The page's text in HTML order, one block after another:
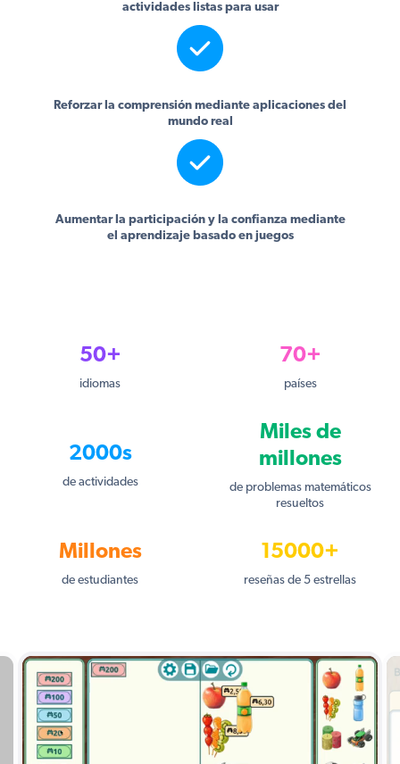
actividades listas para usar
Reforzar la comprensión mediante aplicaciones del
mundo real
Aumentar la participación y la confianza mediante
el aprendizaje basado en juegos
50+
idiomas
70+
países
2000s
de actividades
Miles de
millones
de problemas matemáticos
resueltos
Millones
de estudiantes
15000+
reseñas de 5 estrellas